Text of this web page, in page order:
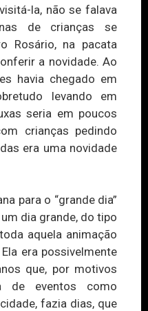
la, não se falava
de crianças se
Rosário, na pacata
a novidade. Ao
havia chegado em
levando em
seria em poucos
crianças pedindo
era uma novidade
o “grande dia”
dia grande, do tipo
aquela animação
era possivelmente
que, por motivos
de eventos como
fazia dias, que